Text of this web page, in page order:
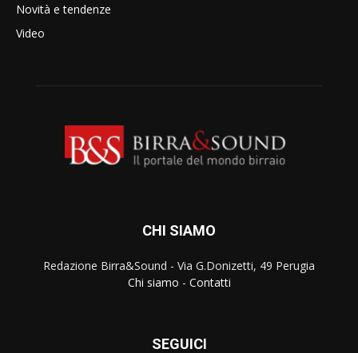
Novità e tendenze
Video
CHI SIAMO
Redazione Birra&Sound - Via G.Donizetti, 49 Perugia
Chi siamo - Contatti
SEGUICI